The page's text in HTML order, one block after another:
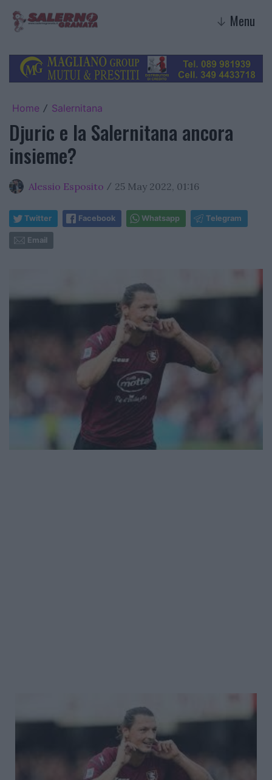
↓ Menu
Home / Salernitana
Djuric e la Salernitana ancora
insieme?
Alessio Esposito / 25 May 2022, 01:16
Twitter Facebook Whatsapp Telegram
Email